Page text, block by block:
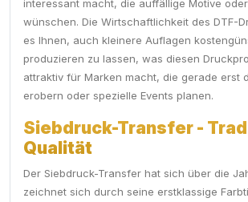
interessant macht, die auffällige Motive
wünschen. Die Wirtschaftlichkeit des DTF-
es Ihnen, auch kleinere Auflagen
produzieren zu lassen, was diesen
attraktiv für Marken macht, die gerade erst
erobern oder spezielle Events planen.
Siebdruck-Transfer -
Qualität
Der Siebdruck-Transfer hat sich über die
zeichnet sich durch seine erstklassige